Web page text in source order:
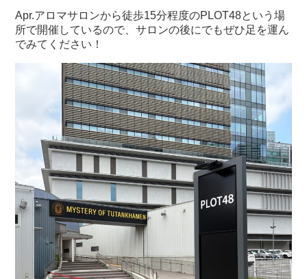
Apr.アロマサロンから徒歩15分程度のPLOT48という場
所で開催しているので、サロンの後にでもぜひ足を運ん
でみてください！